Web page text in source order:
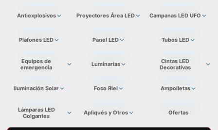
Antiexplosivos Proyectores Área LED Campanas LED UFO
Plafones LED Panel LED Tubos LED
Equipos de
emergencia
Luminarias
Cintas LED
Decorativas
Iluminación Solar Foco Riel Ampolletas
Lámparas LED
Colgantes
Apliqués y Otros Ofertas